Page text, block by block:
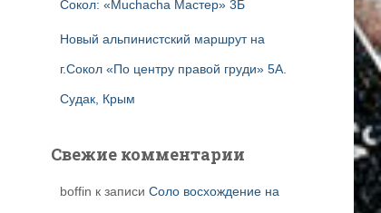
Сокол: «Muchacha Мастер» 3Б
Новый альпинистский маршрут на
г.Сокол «По центру правой груди» 5А.
Судак, Крым
Свежие комментарии
boffin к записи Соло восхождение на